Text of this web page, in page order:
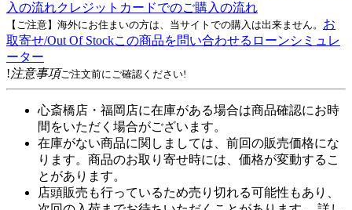
入の流れクレジットカードでのご購入の流れ
【ご注意】海外にお住まいの方は、当サイトでの購入は出来ません。 お
取寄せ/Out Of Stockこの商品を問い合わせる ローンシミュレ
ーター
!注意事項ご注文前にご確認ください!
心斎橋店・福岡店に在庫がある場合は商品確認にお時
間をいただく場合がございます。
在庫がない商品に関しましては、前回の販売価格にな
ります。商品のお取り寄せ時には、価格が変動するこ
とがあります。
店頭販売も行っているため売り切れる可能性もあり、